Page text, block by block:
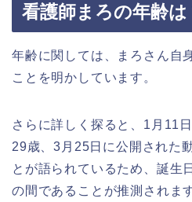
看護師まろの年齢は
年齢に関しては、まろさん自
ことを明かしています。
さらに詳しく探ると、1月11
29歳、3月25日に公開された
とが語られているため、誕生
の間であることが推測されま